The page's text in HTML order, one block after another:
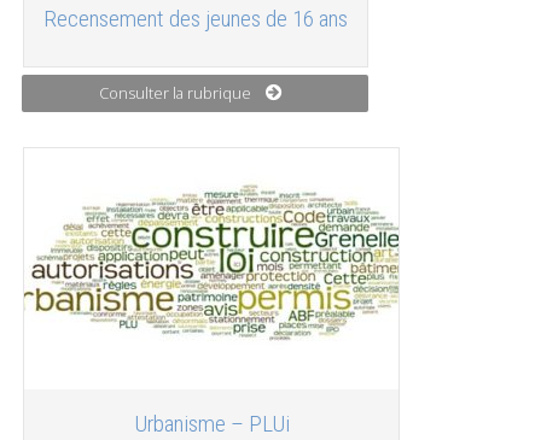
Recensement des jeunes de 16 ans
Consulter la rubrique
Urbanisme – PLUi